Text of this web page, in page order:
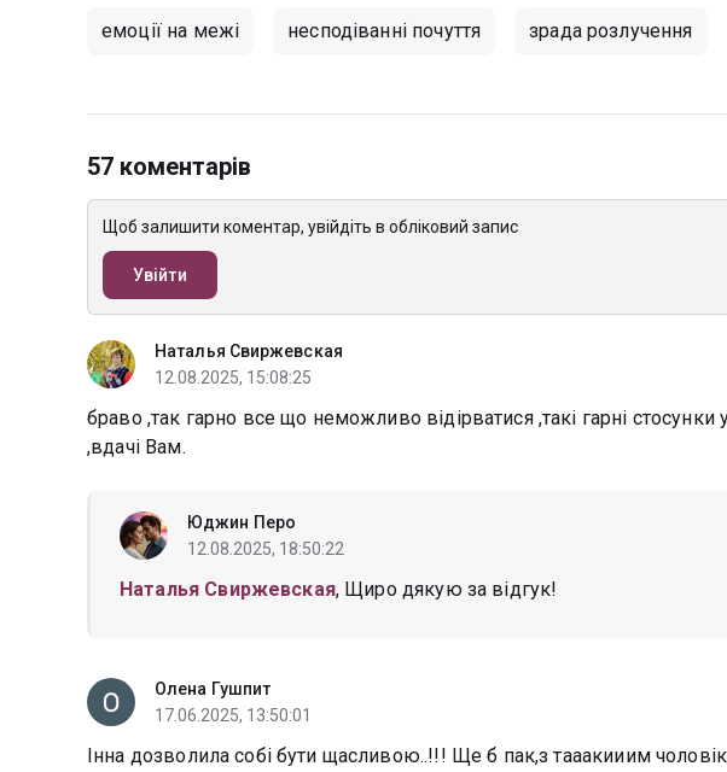
емоції на межі несподіванні почуття зрада розлучення
57 коментарів
Щоб залишити коментар, увійдіть в обліковий запис
Увійти
Наталья Свиржевская
12.08.2025, 15:08:25
браво ,так гарно все що неможливо відірватися ,такі гарні стосунки
,вдачі Вам.
Юджин Перо
12.08.2025, 18:50:22
Наталья Свиржевская, Щиро дякую за відгук!
Олена Гушпит
17.06.2025, 13:50:01
Інна дозволила собі бути щасливою..!!! Ще б пак,з тааакииим